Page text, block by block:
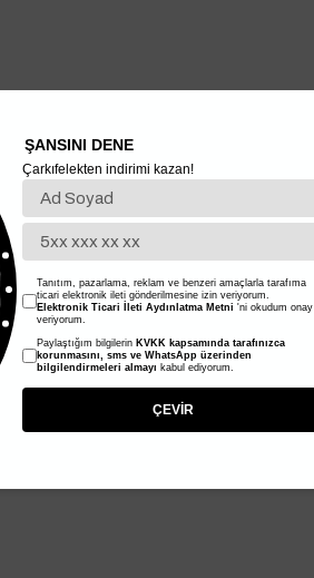
ŞANSINI DENE
Çarkıfelekten indirimi kazan!
Tanıtım, pazarlama, reklam ve benzeri amaçlarla tarafıma
ticari elektronik ileti gönderilmesine izin veriyorum.
Elektronik Ticari İleti Aydınlatma Metni 'ni okudum onay
veriyorum.
Paylaştığım bilgilerin KVKK kapsamında tarafınızca
korunmasını, sms ve WhatsApp üzerinden
bilgilendirmeleri almayı kabul ediyorum.
ÇEVİR